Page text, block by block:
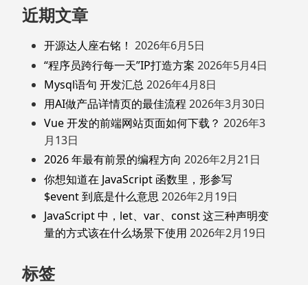
近期文章
开源达人座右铭！ 2026年6月5日
“程序员跨行每一天”IP打造方案 2026年5月4日
Mysql语句 开发汇总 2026年4月8日
用AI做产品详情页的最佳流程 2026年3月30日
Vue 开发的前端网站页面如何下载？ 2026年3
月13日
2026 年最有前景的编程方向 2026年2月21日
你想知道在 JavaScript 函数里，形参写
$event 到底是什么意思 2026年2月19日
JavaScript 中，let、var、const 这三种声明变
量的方式该在什么场景下使用 2026年2月19日
标签